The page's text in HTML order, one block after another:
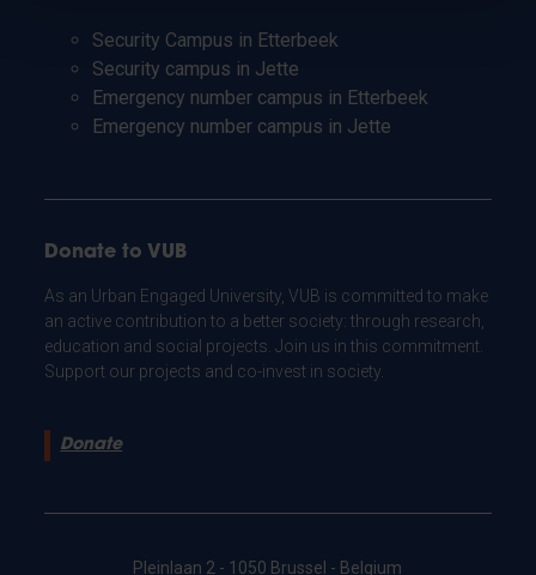
Security Campus in Etterbeek
Security campus in Jette
Emergency number campus in Etterbeek
Emergency number campus in Jette
Donate to VUB
As an Urban Engaged University, VUB is committed to make
an active contribution to a better society: through research,
education and social projects. Join us in this commitment.
Support our projects and co-invest in society.
Donate
Pleinlaan 2 - 1050 Brussel - Belgium